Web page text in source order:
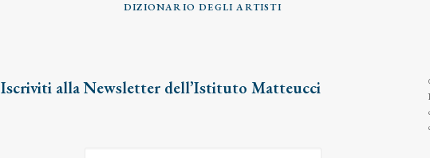
DIZIONARIO DEGLI ARTISTI
Iscriviti alla Newsletter dell’Istituto Matteucci